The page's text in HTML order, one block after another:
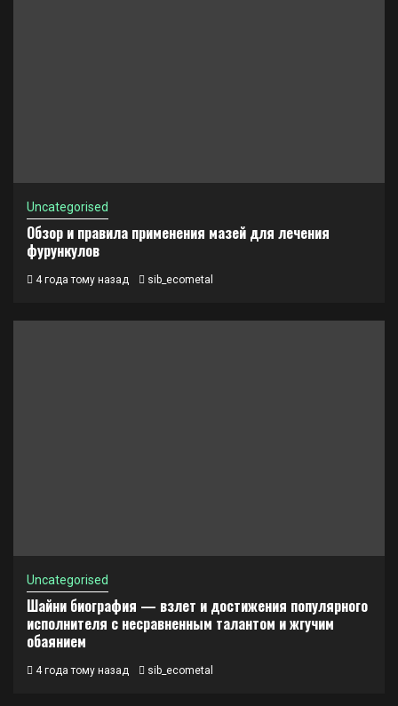
Uncategorised
Обзор и правила применения мазей для лечения
фурункулов
4 года тому назад sib_ecometal
Uncategorised
Шайни биография — взлет и достижения популярного
исполнителя с несравненным талантом и жгучим
обаянием
4 года тому назад sib_ecometal